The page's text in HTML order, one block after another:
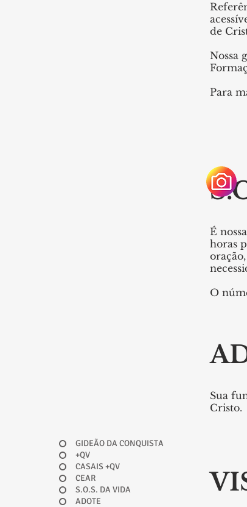
GIDEÃO DA CONQUISTA
+QV
CASAIS +QV
CEAR
S.O.S. DA VIDA
ADOTE
de
Nossa
Para
É
horas
O
Sua
Cristo.